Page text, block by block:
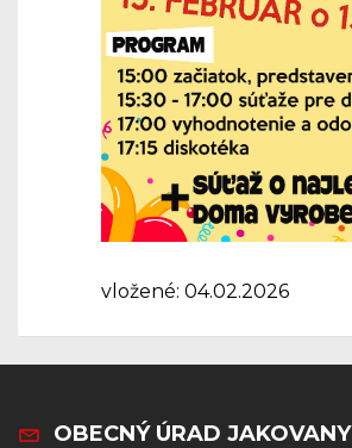
vložené: 04.02.2026
OBECNÝ ÚRAD JAKOVANY